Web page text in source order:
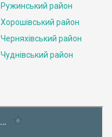
Ружинський район
Хорошівський район
Черняхівський район
Чуднівський район